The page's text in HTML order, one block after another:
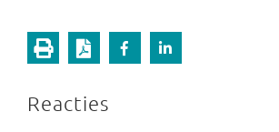
Reacties